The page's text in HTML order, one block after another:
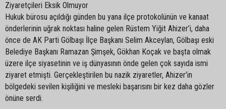
Ziyaretçileri Eksik Olmuyor
Hukuk bürosu açıldığı günden bu yana ilçe protokolünün ve kanaat
önderlerinin uğrak noktası haline gelen Rüstem Yiğit Ahizer’i, daha
önce de AK Parti Gölbaşı İlçe Başkanı Selim Akceylan, Gölbaşı eski
Belediye Başkanı Ramazan Şimşek, Gökhan Koçak ve başta olmak
üzere ilçe siyasetinin ve iş dünyasının önde gelen çok sayıda ismi
ziyaret etmişti. Gerçekleştirilen bu nazik ziyaretler, Ahizer’in
bölgedeki sevilen kişiliğini ve mesleki başarısını bir kez daha gözler
önüne serdi.